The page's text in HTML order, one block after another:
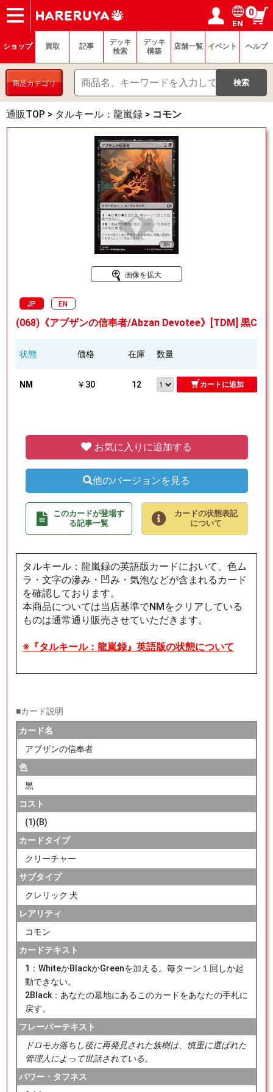
ショップ
買取
記事
デッキ検索
デッキ構築
選手一覧
店舗一覧
イベント
ヘルプ
お問い合わせ ログイン／会員登録
マイページ
EN
0
ショップ 買取 記事
デッキ
検索
デッキ
構築
店舗一覧 イベント ヘルプ
商品カテゴリ
通販TOP > タルキール：龍嵐録 > コモン
画像を拡大
JP EN
(068)《アブザンの信奉者/Abzan Devotee》[TDM] 黒C
状態 価格 在庫 数量
NM ￥30 12 カートに追加
お気に入りに追加する
他のバージョンを見る
このカードが登場す
る記事一覧
カードの状態表記
について
タルキール：龍嵐録の英語版カードにおいて、色ム
ラ・文字の滲み・凹み・気泡などが含まれるカード
を確認しております。
本商品については当店基準でNMをクリアしている
ものは通常通り販売させていただきます。
※『タルキール：龍嵐録』英語版の状態について
■カード説明
カード名
アブザンの信奉者
色
黒
コスト
(1)(B)
カードタイプ
クリーチャー
サブタイプ
クレリック 犬
レアリティ
コモン
カードテキスト
1：WhiteかBlackかGreenを加える。毎ターン１回しか起
動できない。
2Black：あなたの墓地にあるこのカードをあなたの手札に
戻す。
フレーバーテキスト
ドロモカ落ちし後に再発見された族樹は、慎重に選ばれた
管理人によって世話されている。
パワー・タフネス